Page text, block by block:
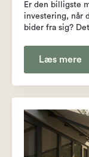
Er den billigste
investering, når
bider fra sig?
Læs mere